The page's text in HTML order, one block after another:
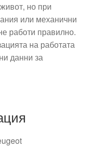
но при
или механични
работи правилно.
на работата
данни за